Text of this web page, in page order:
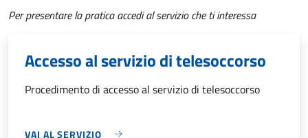
Per presentare la pratica accedi al servizio che ti interessa
Accesso al servizio di telesoccorso
Procedimento di accesso al servizio di telesoccorso
VAI AL SERVIZIO